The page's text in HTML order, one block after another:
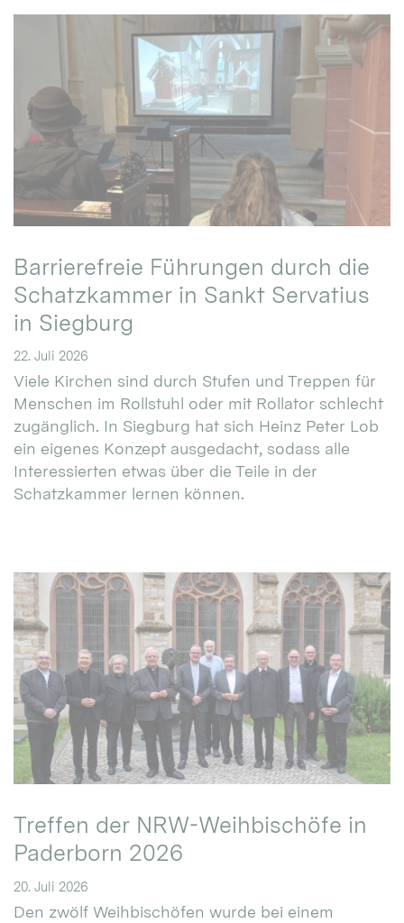
Barrierefreie Führungen durch die
Schatzkammer in Sankt Servatius
in Siegburg
22. Juli 2026
Viele Kirchen sind durch Stufen und Treppen für
Menschen im Rollstuhl oder mit Rollator schlecht
zugänglich. In Siegburg hat sich Heinz Peter Lob
ein eigenes Konzept ausgedacht, sodass alle
Interessierten etwas über die Teile in der
Schatzkammer lernen können.
Treffen der NRW-Weihbischöfe in
Paderborn 2026
20. Juli 2026
Den zwölf Weihbischöfen wurde bei einem